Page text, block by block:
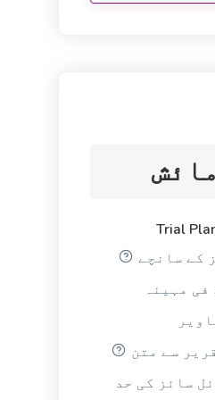
Easy and quick solution to
voice sentences
فی مہینہ
سے متن
سائز کی حد